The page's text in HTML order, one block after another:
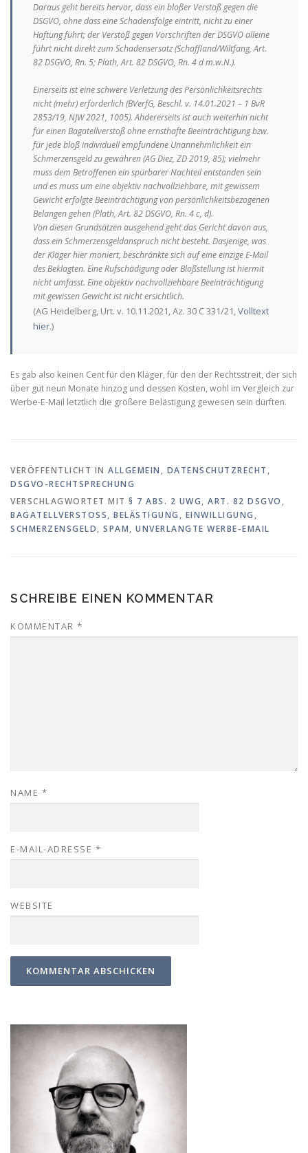
Daraus geht bereits hervor, dass ein bloßer Verstoß gegen die
DSGVO, ohne dass eine Schadensfolge eintritt, nicht zu einer
Haftung führt; der Verstoß gegen Vorschriften der DSGVO alleine
führt nicht direkt zum Schadensersatz (Schaffland/Wiltfang, Art.
82 DSGVO, Rn. 5; Plath, Art. 82 DSGVO, Rn. 4 d m.w.N.).
Einerseits ist eine schwere Verletzung des Persönlichkeitsrechts
nicht (mehr) erforderlich (BVerfG, Beschl. v. 14.01.2021 – 1 BvR
2853/19, NJW 2021, 1005). Ahdererseits ist auch weiterhin nicht
für einen Bagatellverstoß ohne ernsthafte Beeinträchtigung bzw.
für jede bloß individuell empfundene Unannehmlichkeit ein
Schmerzensgeld zu gewähren (AG Diez, ZD 2019, 85); vielmehr
muss dem Betroffenen ein spürbarer Nachteil entstanden sein
und es muss um eine objektiv nachvollziehbare, mit gewissem
Gewicht erfolgte Beeinträchtigung von persönlichkeitsbezogenen
Belangen gehen (Plath, Art. 82 DSGVO, Rn. 4 c, d).
Von diesen Grundsätzen ausgehend geht das Gericht davon aus,
dass ein Schmerzensgeldanspruch nicht besteht. Dasjenige, was
der Kläger hier moniert, beschränkte sich auf eine einzige E-Mail
des Beklagten. Eine Rufschädigung oder Bloßstellung ist hiermit
nicht umfasst. Eine objektiv nachvollziehbare Beeinträchtigung
mit gewissen Gewicht ist nicht ersichtlich.
(AG Heidelberg, Urt. v. 10.11.2021, Az. 30 C 331/21, Volltext
hier.)
Es gab also keinen Cent für den Kläger, für den der Rechtsstreit, der sich
über gut neun Monate hinzog und dessen Kosten, wohl im Vergleich zur
Werbe-E-Mail letztlich die größere Belästigung gewesen sein dürften.
VERÖFFENTLICHT IN ALLGEMEIN , DATENSCHUTZRECHT ,
DSGVO-RECHTSPRECHUNG
VERSCHLAGWORTET MIT § 7 ABS. 2 UWG, ART. 82 DSGVO ,
BAGATELLVERSTOSS
, BELÄSTIGUNG , EINWILLIGUNG ,
SCHMERZENSGELD, SPAM, UNVERLANGTE WERBE-EMAIL
SCHREIBE EINEN KOMMENTAR
KOMMENTAR *
NAME *
E-MAIL-ADRESSE *
WEBSITE